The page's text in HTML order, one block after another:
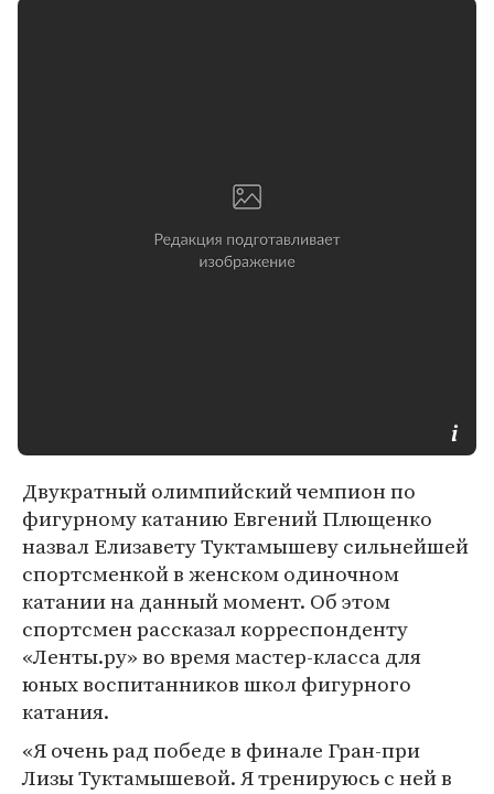
Двукратный олимпийский чемпион по
фигурному катанию Евгений Плющенко
назвал Елизавету Туктамышеву сильнейшей
спортсменкой в женском одиночном
катании на данный момент. Об этом
спортсмен рассказал корреспонденту
«Ленты.ру» во время мастер-класса для
юных воспитанников школ фигурного
катания.
«Я очень рад победе в финале Гран-при
Лизы Туктамышевой. Я тренируюсь с ней в